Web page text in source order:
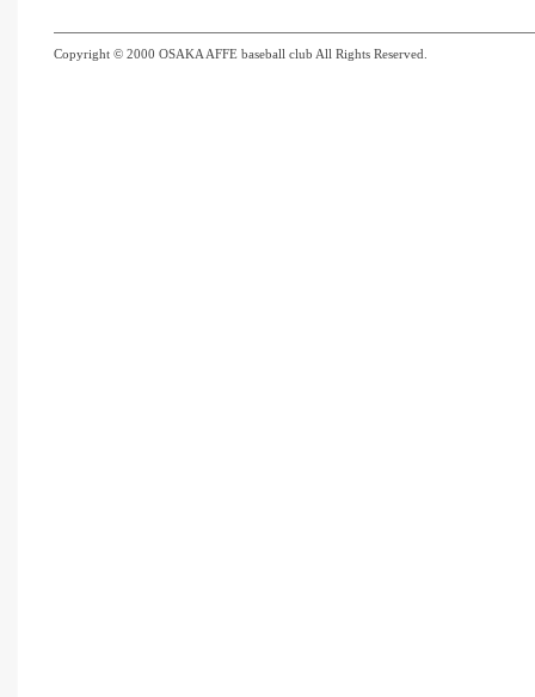
Copyright © 2000 OSAKA AFFE baseball club All Rights Reserved.